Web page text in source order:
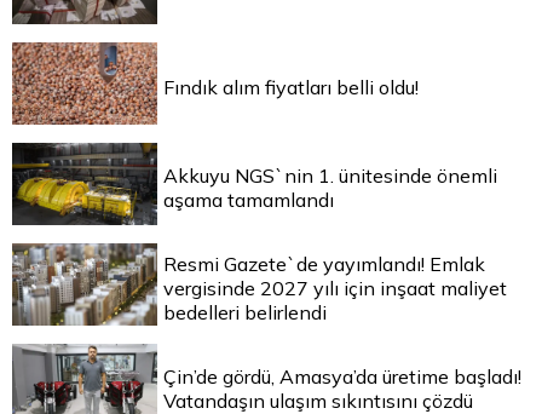
Fındık alım fiyatları belli oldu!
Akkuyu NGS`nin 1. ünitesinde önemli
aşama tamamlandı
Resmi Gazete`de yayımlandı! Emlak
vergisinde 2027 yılı için inşaat maliyet
bedelleri belirlendi
Çin’de gördü, Amasya’da üretime başladı!
Vatandaşın ulaşım sıkıntısını çözdü